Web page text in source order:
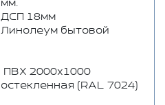
мм.
ДСП 18мм
Линолеум бытовой
ПВХ 2000х1000
остекленная (RAL 7024)